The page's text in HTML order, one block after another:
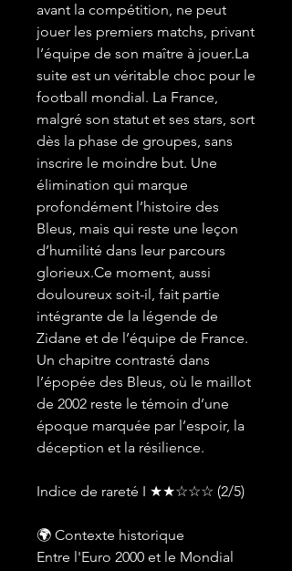
avant la compétition, ne peut
jouer les premiers matchs, privant
l’équipe de son maître à jouer.La
suite est un véritable choc pour le
football mondial. La France,
malgré son statut et ses stars, sort
dès la phase de groupes, sans
inscrire le moindre but. Une
élimination qui marque
profondément l’histoire des
Bleus, mais qui reste une leçon
d’humilité dans leur parcours
glorieux.Ce moment, aussi
douloureux soit-il, fait partie
intégrante de la légende de
Zidane et de l’équipe de France.
Un chapitre contrasté dans
l’épopée des Bleus, où le maillot
de 2002 reste le témoin d’une
époque marquée par l’espoir, la
déception et la résilience.
Indice de rareté I ★★☆☆☆ (2/5)
🌍 Contexte historique
Entre l'Euro 2000 et le Mondial